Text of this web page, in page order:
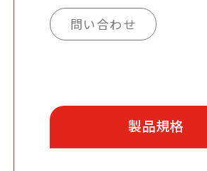
問い合わせ
製品規格